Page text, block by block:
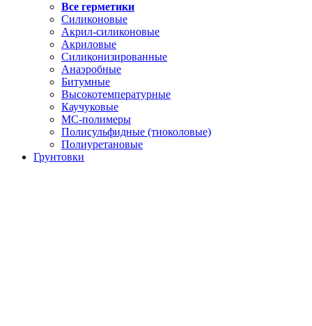
Все герметики
Силиконовые
Акрил-силиконовые
Акриловые
Силиконизированные
Анаэробные
Битумные
Высокотемпературные
Каучуковые
МС-полимеры
Полисульфидные (тиоколовые)
Полиуретановые
Грунтовки